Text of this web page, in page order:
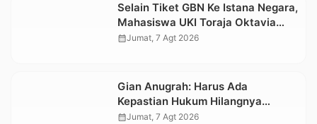
Selain Tiket GBN Ke Istana Negara,
Mahasiswa UKI Toraja Oktavia
juga Lolos ke Pekan Seni
calendar_monthJumat, 7 Agt 2026
Gian Anugrah: Harus Ada
Kepastian Hukum Hilangnya
Stoner, Agar Keluarga tidak Larut
calendar_monthJumat, 7 Agt 2026